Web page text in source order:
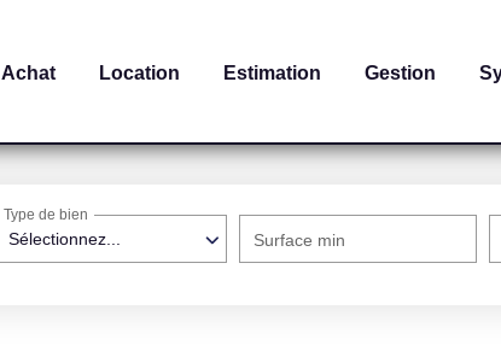
Achat Location Estimation Gestion
Sélectionnez...
Type de bien
Surface min